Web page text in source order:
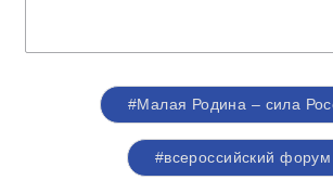
#Малая Родина – сила
#всероссийский форум